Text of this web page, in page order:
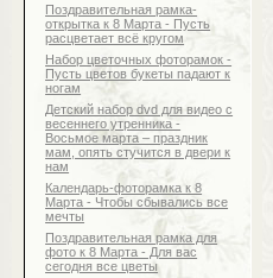
Поздравительная рамка-
открытка к 8 Марта - Пусть
расцветает всё кругом
Набор цветочных фоторамок -
Пусть цветов букеты падают к
ногам
Детский набор dvd для видео с
весеннего утренника -
Восьмое марта – праздник
мам, опять стучится в двери к
нам
Календарь-фоторамка к 8
Марта - Чтобы сбывались все
мечты
Поздравительная рамка для
фото к 8 Марта - Для вас
сегодня все цветы